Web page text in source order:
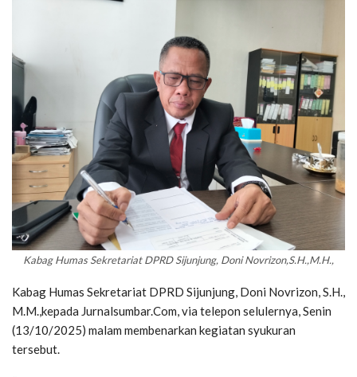
Kabag Humas Sekretariat DPRD Sijunjung, Doni Novrizon,S.H.,M.H.,
Kabag Humas Sekretariat DPRD Sijunjung, Doni Novrizon, S.H.,
M.M.,kepada Jurnalsumbar.Com, via telepon selulernya, Senin
(13/10/2025) malam membenarkan kegiatan syukuran
tersebut.